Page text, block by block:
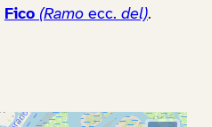
Fico (Ramo ecc. del).